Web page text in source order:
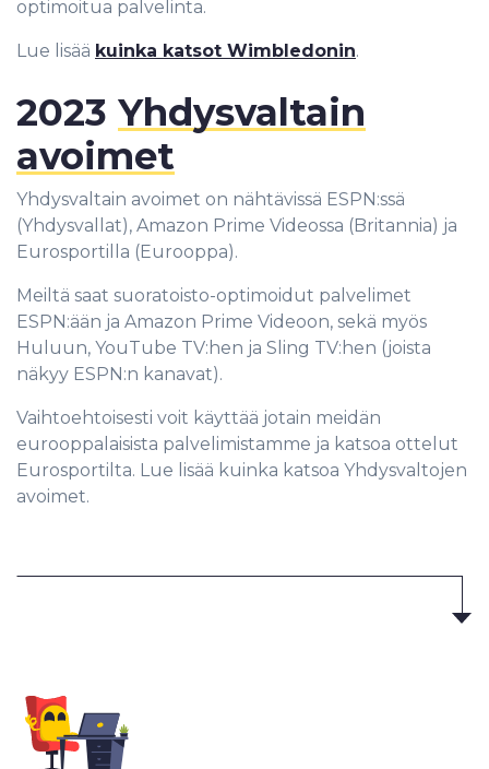
optimoitua palvelinta.
Lue lisää kuinka katsot Wimbledonin.
2023 Yhdysvaltain
avoimet
Yhdysvaltain avoimet on nähtävissä ESPN:ssä
(Yhdysvallat), Amazon Prime Videossa (Britannia) ja
Eurosportilla (Eurooppa).
Meiltä saat suoratoisto-optimoidut palvelimet
ESPN:ään ja Amazon Prime Videoon, sekä myös
Huluun, YouTube TV:hen ja Sling TV:hen (joista
näkyy ESPN:n kanavat).
Vaihtoehtoisesti voit käyttää jotain meidän
eurooppalaisista palvelimistamme ja katsoa ottelut
Eurosportilta. Lue lisää kuinka katsoa Yhdysvaltojen
avoimet.